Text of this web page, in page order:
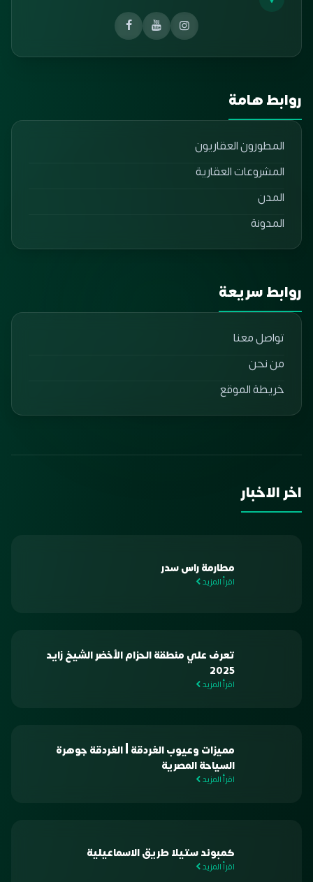
روابط هامة
المطورون العقاريون
المشروعات العقارية
المدن
المدونة
روابط سريعة
تواصل معنا
من نحن
خريطة الموقع
اخر الاخبار
مطارمة راس سدر
اقرأ المزيد
تعرف علي منطقة الحزام الأخضر الشيخ زايد
2025
اقرأ المزيد
مميزات وعيوب الغردقة | الغردقة جوهرة
السياحة المصرية
اقرأ المزيد
كمبوند ستيلا طريق الاسماعيلية
اقرأ المزيد